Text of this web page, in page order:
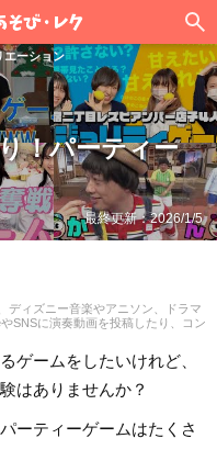
エーション
！パーティー
最終更新：2026/1/5
ディズニー音楽やアニソン、ドラマ
SNSに演奏動画を投稿したり、コン
はじめ、学校主催のイベントにも
記事だけでなくさまざまなジャン
での経験を活かしながら「やって
るような記事を届けられたらと思
ゲームをしたいけれど、
はありませんか？
ーティーゲームはたくさ